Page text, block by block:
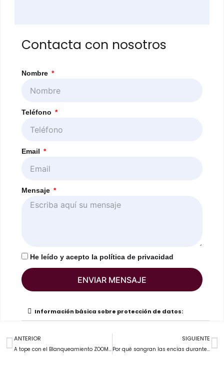
Contacta con nosotros
Nombre
Teléfono
Email
Mensaje
He leído y acepto la política de privacidad
ENVIAR MENSAJE
Información básica sobre protección de datos:
ANTERIOR
A tope con el Blanqueamiento ZOOM ®
SIGUIENTE
Por qué sangran las encías durante el embarazo?